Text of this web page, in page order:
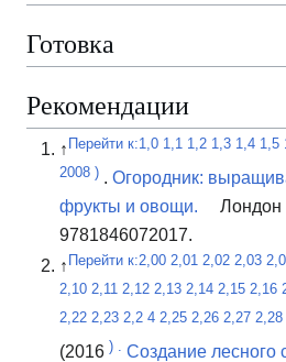
Готовка
Рекомендации
↑ Перейти к:1,0 1,1 1,2 1,3 1,4 1,5
2008 ) . Огородник:
фрукты и овощи.
Лондон
9781846072017.
↑ Перейти к:2,00 2,01 2,02 2,03
2,10 2,11 2,12 2,13 2,14 2,15 2,16
2,22 2,23 2,2 4 2,25 2,26 2,27 2,28
(2016 )
Создание лесного